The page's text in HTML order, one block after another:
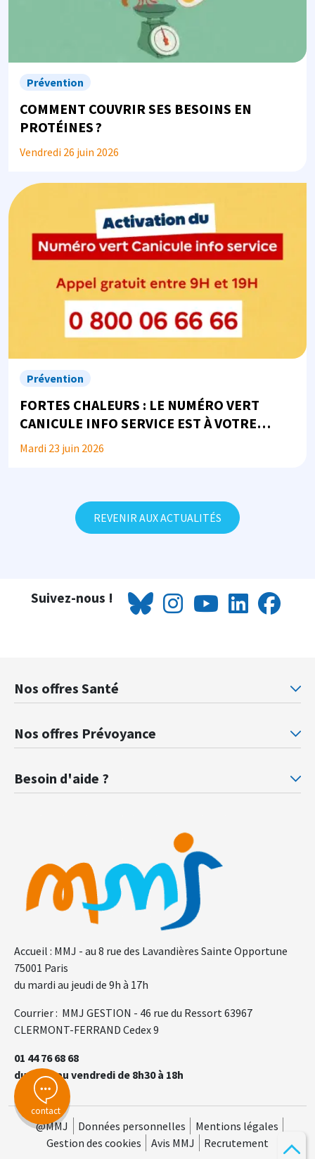
contact
Prévention
COMMENT COUVRIR SES BESOINS EN
PROTÉINES ?
Vendredi 26 juin 2026
Image
Prévention
FORTES CHALEURS : LE NUMÉRO VERT
CANICULE INFO SERVICE EST À VOTRE
DISPOSITION
Mardi 23 juin 2026
REVENIR AUX ACTUALITÉS
Suivez-nous !
Accueil : MMJ - au 8 rue des Lavandières Sainte Opportune
75001 Paris
du mardi au jeudi de 9h à 17h
Courrier : MMJ GESTION - 46 rue du Ressort 63967
CLERMONT-FERRAND Cedex 9
01 44 76 68 68
du lundi au vendredi de 8h30 à 18h
Nos offres Santé
Mutuelle santé Retraités justice
Nos offres Prévoyance
Besoin d'aide ?
@MMJ Données personnelles
Mentions légales
Gestion des cookies
Avis MMJ Recrutement